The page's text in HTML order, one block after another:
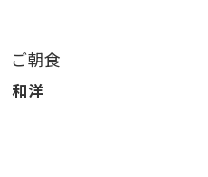
は、幼児（食事・布団あり）で
ご朝食
和洋